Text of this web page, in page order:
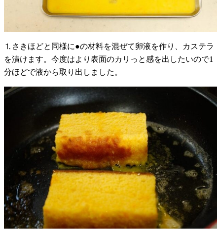
⒈さきほどと同様に●の材料を混ぜて卵液を作り、カステラ
を漬けます。今度はより表面のカリっと感を出したいので1
分ほどで液から取り出しました。